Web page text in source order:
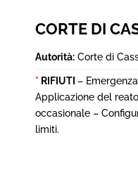
CORTE DI
Autorità: Corte di
* RIFIUTI –
Applicazione del
occasionale –
limiti.